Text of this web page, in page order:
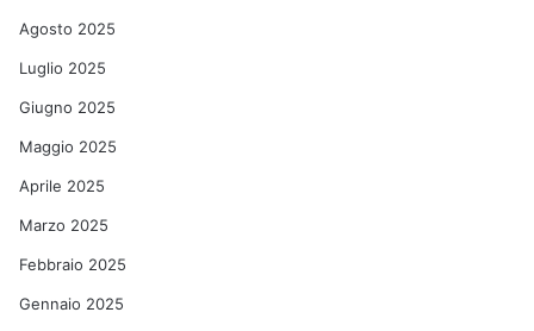
Agosto 2025
Luglio 2025
Giugno 2025
Maggio 2025
Aprile 2025
Marzo 2025
Febbraio 2025
Gennaio 2025